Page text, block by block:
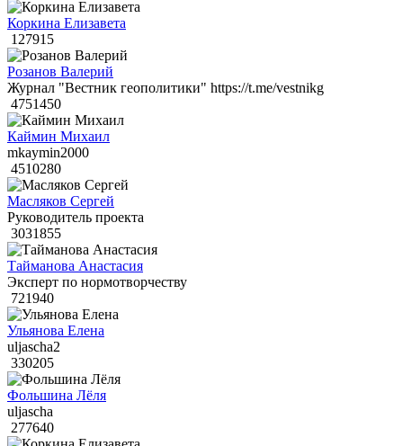
Коркина Елизавета
127915
Розанов Валерий
Журнал "Вестник геополитики" https://t.me/vestnikg
4751450
Каймин Михаил
mkaymin2000
4510280
Масляков Сергей
Руководитель проекта
3031855
Тайманова Анастасия
Эксперт по нормотворчеству
721940
Ульянова Елена
uljascha2
330205
Фольшина Лёля
uljascha
277640